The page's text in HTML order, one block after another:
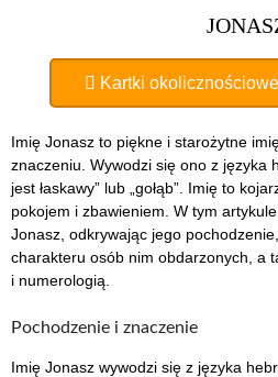
Kartki
Imię Jonasz to piękne i starożytne
znaczeniu. Wywodzi się ono z języka
jest łaskawy” lub „gołąb”. Imię to
pokojem i zbawieniem. W tym
Jonasz, odkrywając jego
charakteru osób nim obdarzonych, a
i numerologią.
Pochodzenie i znaczenie
Imię Jonasz wywodzi się z języka